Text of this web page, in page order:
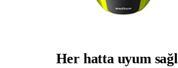
Her hatta uyum